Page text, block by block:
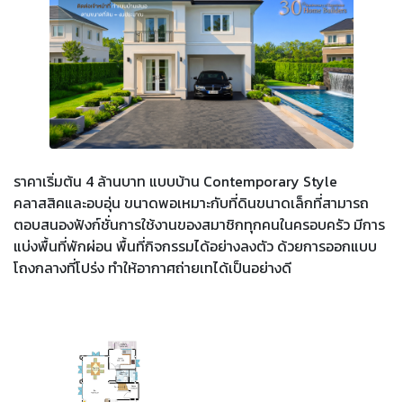
ราคาเริ่มต้น 4 ล้านบาท แบบบ้าน Contemporary Style
คลาสสิคและอบอุ่น ขนาดพอเหมาะกับที่ดินขนาดเล็กที่สามารถ
ตอบสนองฟังก์ชั่นการใช้งานของสมาชิกทุกคนในครอบครัว มีการ
แบ่งพื้นที่พักผ่อน พื้นที่กิจกรรมได้อย่างลงตัว ด้วยการออกแบบ
โถงกลางที่โปร่ง ทำให้อากาศถ่ายเทได้เป็นอย่างดี